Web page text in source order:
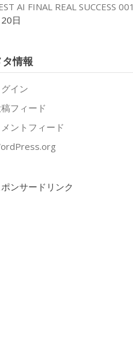
AI FINAL REAL SUCCESS 001
日
タ情報
グイン
フィード
メントフィード
ンサードリンク